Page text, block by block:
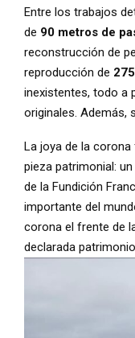
Entre los trabajos
de 90 metros de
reconstrucción de
reproducción de
inexistentes, todo a
originales. Además,
La joya de la
pieza patrimonial:
de la Fundición
importante del
corona el frente de
declarada